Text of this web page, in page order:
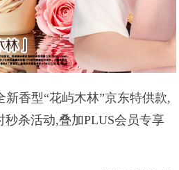
新香型“花屿木林”京东特供款,
秒杀活动,叠加PLUS会员专享